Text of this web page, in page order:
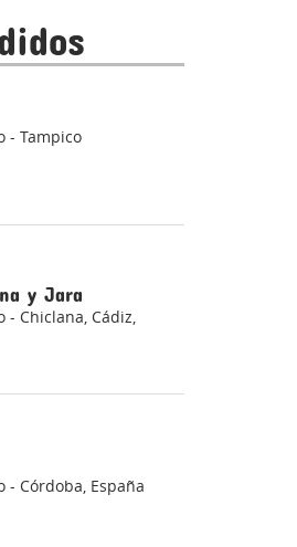
- Tampico
y Jara
- Chiclana, Cádiz,
- Córdoba, España